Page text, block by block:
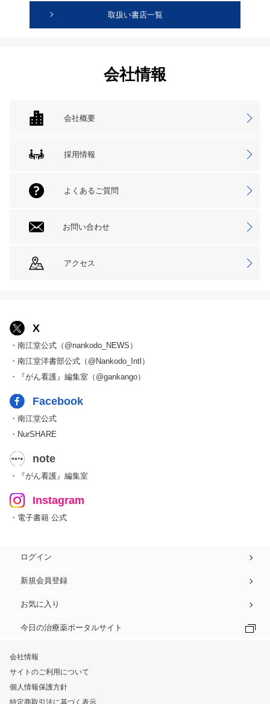
取扱い書店一覧
会社情報
会社概要
採用情報
よくあるご質問
お問い合わせ
アクセス
X
・南江堂公式（@nankodo_NEWS）
・南江堂洋書部公式（@Nankodo_Intl）
・『がん看護』編集室（@gankango）
Facebook
・南江堂公式
・NurSHARE
note
・『がん看護』編集室
Instagram
・電子書籍 公式
ログイン
新規会員登録
お気に入り
今日の治療薬ポータルサイト
会社情報
サイトのご利用について
個人情報保護方針
特定商取引法に基づく表示